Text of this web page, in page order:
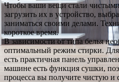
Чтобы ваши вещи стали
загрузить их в устройство,
заниматься своими делами.
короткое время.
В зависимости от типа белья
оптимальный режим стирки. Для
есть практичная панель
машине есть функция сушки,
процесса вы получите чистую и